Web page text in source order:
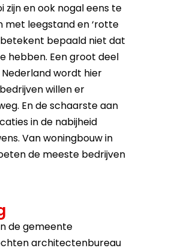
zijn en ook nogal eens te
met leegstand en ‘rotte
bepaald niet dat
hebben. Een groot deel
wordt hier
willen er
En de schaarste aan
in de nabijheid
Van woningbouw in
de meeste bedrijven
de gemeente
architectenbureau